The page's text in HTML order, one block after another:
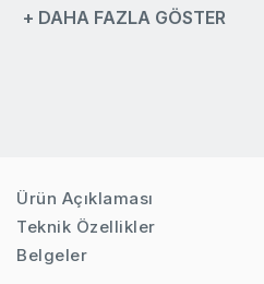
kullanım ömrü sağlar
Otomatik «PWRJUMP™»:
%25'e kadar şarj olur (2.0
%100.)
+ DAHA FAZLA GÖSTER
Ürün Açıklaması
Teknik Özellikler
Belgeler